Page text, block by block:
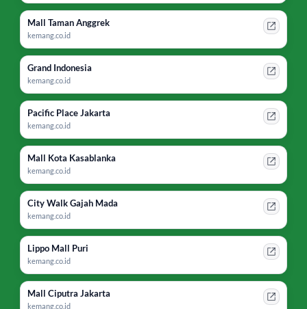
Mall Taman Anggrek
kemang.co.id
Grand Indonesia
kemang.co.id
Pacific Place Jakarta
kemang.co.id
Mall Kota Kasablanka
kemang.co.id
City Walk Gajah Mada
kemang.co.id
Lippo Mall Puri
kemang.co.id
Mall Ciputra Jakarta
kemang.co.id